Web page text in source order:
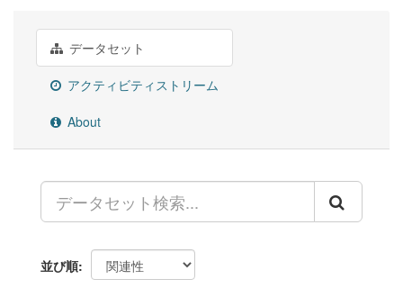
データセット
アクティビティストリーム
About
並び順